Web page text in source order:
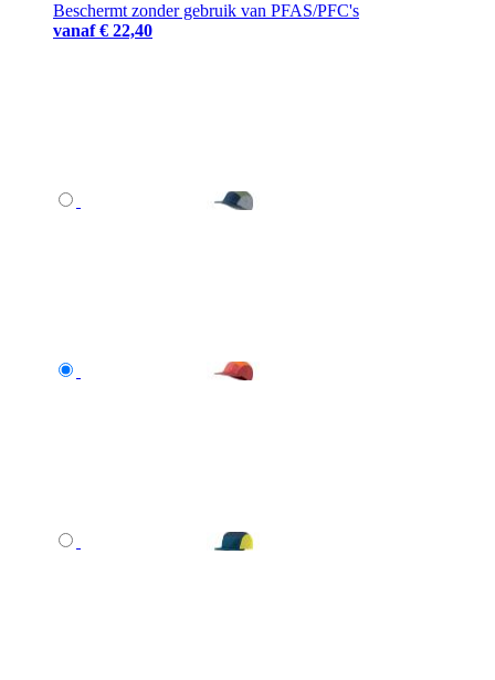
Beschermt zonder gebruik van PFAS/PFC's
vanaf € 22,40